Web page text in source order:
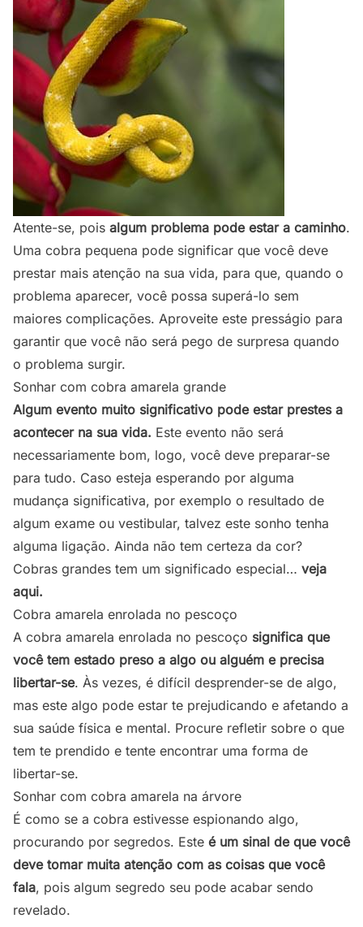
Atente-se, pois algum problema pode estar a caminho.
Uma cobra pequena pode significar que você deve
prestar mais atenção na sua vida, para que, quando o
problema aparecer, você possa superá-lo sem
maiores complicações. Aproveite este presságio para
garantir que você não será pego de surpresa quando
o problema surgir.
Sonhar com cobra amarela grande
Algum evento muito significativo pode estar prestes a
acontecer na sua vida. Este evento não será
necessariamente bom, logo, você deve preparar-se
para tudo. Caso esteja esperando por alguma
mudança significativa, por exemplo o resultado de
algum exame ou vestibular, talvez este sonho tenha
alguma ligação. Ainda não tem certeza da cor?
Cobras grandes tem um significado especial… veja
aqui.
Cobra amarela enrolada no pescoço
A cobra amarela enrolada no pescoço significa que
você tem estado preso a algo ou alguém e precisa
libertar-se. Às vezes, é difícil desprender-se de algo,
mas este algo pode estar te prejudicando e afetando a
sua saúde física e mental. Procure refletir sobre o que
tem te prendido e tente encontrar uma forma de
libertar-se.
Sonhar com cobra amarela na árvore
É como se a cobra estivesse espionando algo,
procurando por segredos. Este é um sinal de que você
deve tomar muita atenção com as coisas que você
fala, pois algum segredo seu pode acabar sendo
revelado.